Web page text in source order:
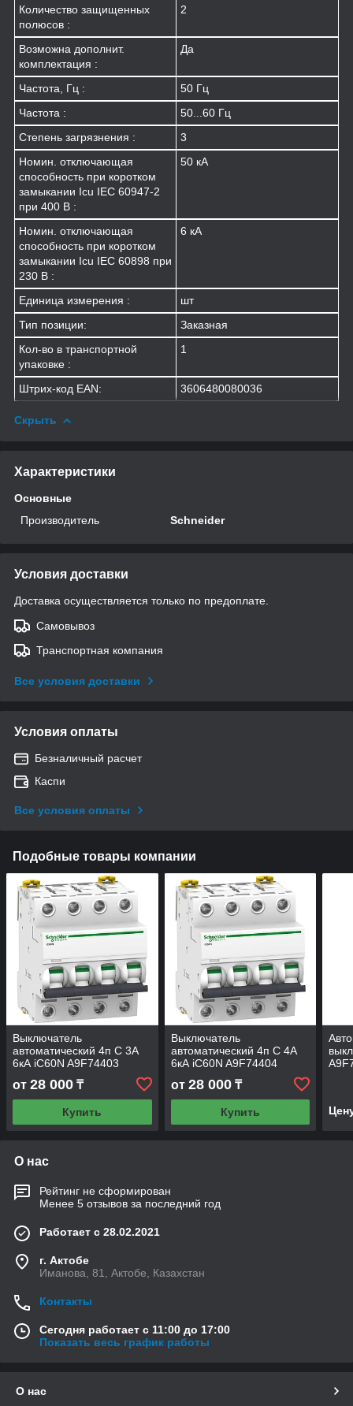
Количество защищенных
полюсов :
2
Возможна дополнит.
комплектация :
Да
Частота, Гц :
50 Гц
Частота :
50...60 Гц
Степень загрязнения :
3
Номин. отключающая
способность при коротком
замыкании Icu IEC 60947-2
при 400 В :
50 кА
Номин. отключающая
способность при коротком
замыкании Icu IEC 60898 при
230 В :
6 кА
Единица измерения :
шт
Тип позиции:
Заказная
Кол-во в транспортной
упаковке :
1
Штрих-код EAN: 3606480080036
Скрыть
Характеристики
Основные
Производитель
Schneider
Условия доставки
Доставка осуществляется только по предоплате.
Самовывоз
Транспортная компания
Все условия доставки
Условия оплаты
Безналичный расчет
Каспи
Все условия оплаты
Подобные товары компании
Выключатель
автоматический 4п C 3А
6кА iC60N A9F74403
от 28 000 ₸
Купить
Выключатель
автоматический 4п C 4А
6кА iC60N A9F74404
от 28 000₸
Купить
О нас
Рейтинг не сформирован
Менее 5 отзывов за последний год
Работает с 28.02.2021
г. Актобе
Иманова, 81, Актобе, Казахстан
Контакты
Сегодня работает с 11:00 до 17:00
Показать весь график работы
О нас